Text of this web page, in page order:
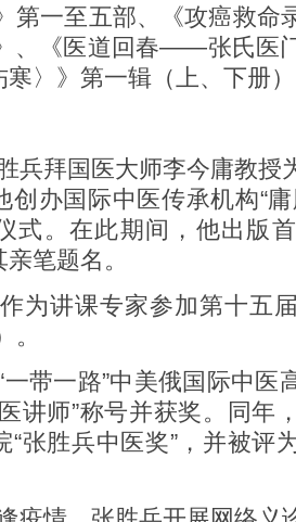
第一至五部、《攻癌救命
、《医道回春——张氏医
寒〉》第一辑（上、下册
兵拜国医大师李今庸教授
创办国际中医传承机构“
式。在此期间，他出版
笔题名。
为讲课专家参加第十五
。
一带一路”中美俄国际中医
讲师”称号并获奖。同年
“张胜兵中医奖”，并被评